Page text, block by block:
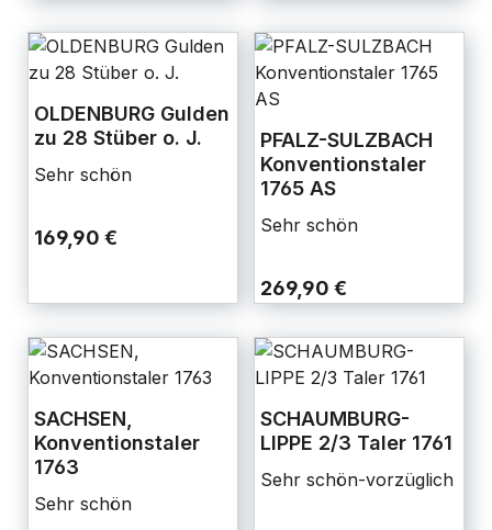
OLDENBURG Gulden
zu 28 Stüber o. J.
Sehr schön
169,90 €
PFALZ-SULZBACH
Konventionstaler
1765 AS
Sehr schön
269,90 €
SACHSEN,
Konventionstaler
1763
Sehr schön
SCHAUMBURG-
LIPPE 2/3 Taler 1761
Sehr schön-vorzüglich